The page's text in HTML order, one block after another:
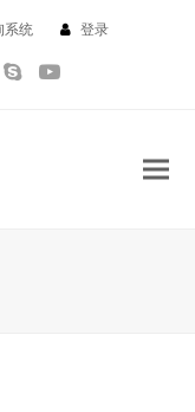
系统 登录
SkypeYouTube